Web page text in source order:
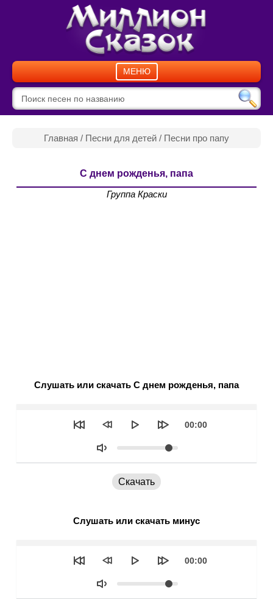
МЕНЮ
Главная / Песни для детей / Песни про папу
С днем рожденья, папа
Группа Краски
Слушать или скачать С днем рожденья, папа
Текущее
00:00
Объем
Скачать
Слушать или скачать минус
Текущее
00:00
Объем